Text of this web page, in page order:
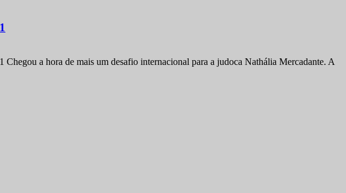
a hora de mais um desafio internacional para a judoca Nathália Mercadante. A